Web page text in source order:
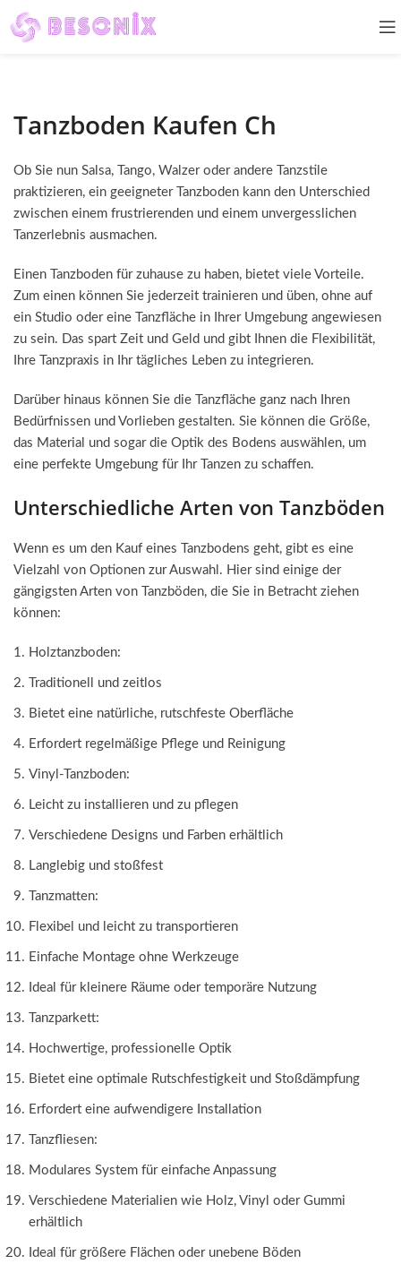
Tanzboden Kaufen Ch
Ob Sie nun Salsa, Tango, Walzer oder andere Tanzstile
praktizieren, ein geeigneter Tanzboden kann den Unterschied
zwischen einem frustrierenden und einem unvergesslichen
Tanzerlebnis ausmachen.
Einen Tanzboden für zuhause zu haben, bietet viele Vorteile.
Zum einen können Sie jederzeit trainieren und üben, ohne auf
ein Studio oder eine Tanzfläche in Ihrer Umgebung angewiesen
zu sein. Das spart Zeit und Geld und gibt Ihnen die Flexibilität,
Ihre Tanzpraxis in Ihr tägliches Leben zu integrieren.
Darüber hinaus können Sie die Tanzfläche ganz nach Ihren
Bedürfnissen und Vorlieben gestalten. Sie können die Größe,
das Material und sogar die Optik des Bodens auswählen, um
eine perfekte Umgebung für Ihr Tanzen zu schaffen.
Unterschiedliche Arten von Tanzböden
Wenn es um den Kauf eines Tanzbodens geht, gibt es eine
Vielzahl von Optionen zur Auswahl. Hier sind einige der
gängigsten Arten von Tanzböden, die Sie in Betracht ziehen
können:
Holztanzboden:
Traditionell und zeitlos
Bietet eine natürliche, rutschfeste Oberfläche
Erfordert regelmäßige Pflege und Reinigung
Vinyl-Tanzboden:
Leicht zu installieren und zu pflegen
Verschiedene Designs und Farben erhältlich
Langlebig und stoßfest
Tanzmatten:
Flexibel und leicht zu transportieren
Einfache Montage ohne Werkzeuge
Ideal für kleinere Räume oder temporäre Nutzung
Tanzparkett:
Hochwertige, professionelle Optik
Bietet eine optimale Rutschfestigkeit und Stoßdämpfung
Erfordert eine aufwendigere Installation
Tanzfliesen:
Modulares System für einfache Anpassung
Verschiedene Materialien wie Holz, Vinyl oder Gummi
erhältlich
Ideal für größere Flächen oder unebene Böden